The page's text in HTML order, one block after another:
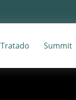
Tratado Summit